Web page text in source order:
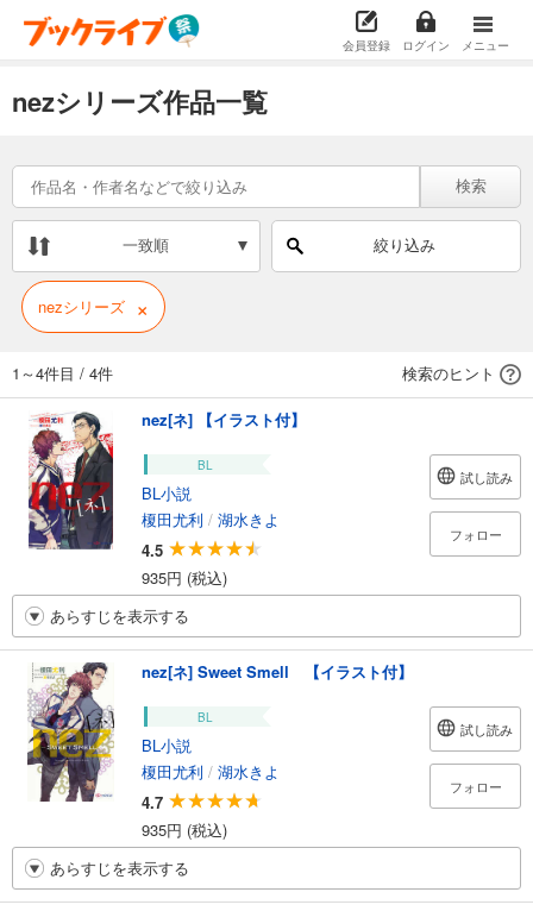
会員登録 ログイン メニュー
nezシリーズ作品一覧
検索
一致順 絞り込み
nezシリーズ ×
1～4件目 / 4件 検索のヒント
nez[ネ] 【イラスト付】
BL
BL小説
榎田尤利 / 湖水きよ
4.5
935円 (税込)
試し読み
フォロー
あらすじを表示する
nez[ネ] Sweet Smell 【イラスト付】
BL
BL小説
榎田尤利 / 湖水きよ
4.7
935円 (税込)
試し読み
フォロー
あらすじを表示する